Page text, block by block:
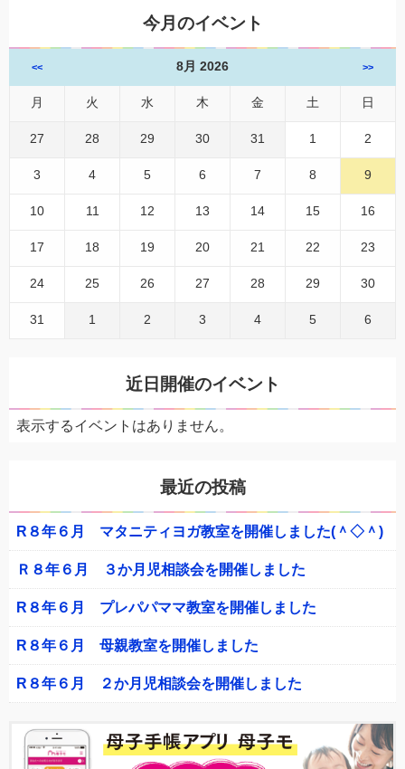
今月のイベント
<< 8月 2026 >>
月 火 水 木 金 土 日
27 28 29 30 31 1 2
3 4 5 6 7 8 9
10 11 12 13 14 15 16
17 18 19 20 21 22 23
24 25 26 27 28 29 30
31 1 2 3 4 5 6
近日開催のイベント
表示するイベントはありません。
最近の投稿
R８年６月 マタニティヨガ教室を開催しました(＾◇＾)
Ｒ８年６月 ３か月児相談会を開催しました
R８年６月 プレパパママ教室を開催しました
R８年６月 母親教室を開催しました
R８年６月 ２か月児相談会を開催しました